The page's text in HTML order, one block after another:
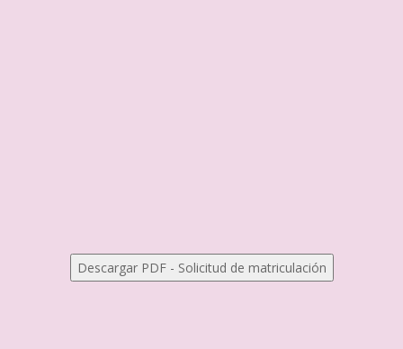
Descargar PDF - Solicitud de matriculación